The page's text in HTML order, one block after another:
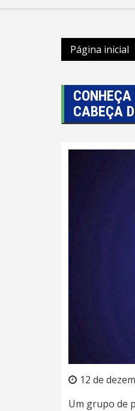
Página inicial
CABEÇA
12 de
Um grupo de